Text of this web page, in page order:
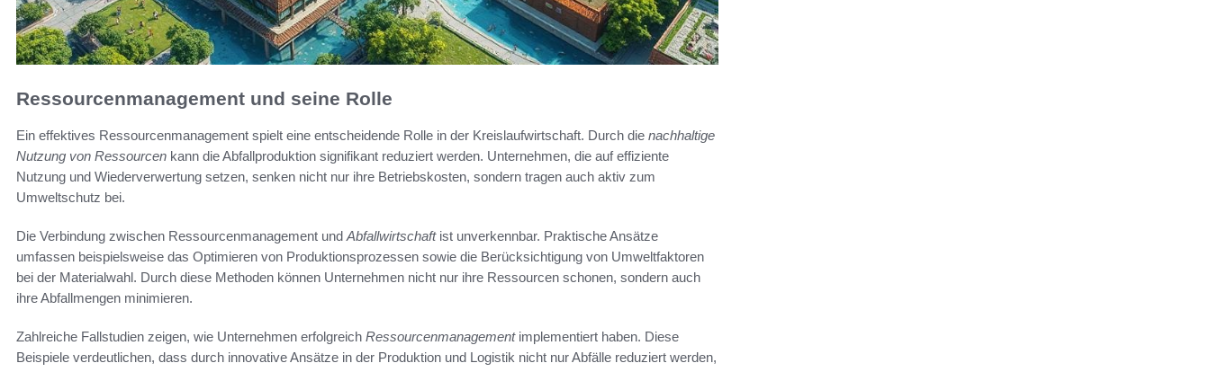
Ressourcenmanagement und seine Rolle
Ein effektives Ressourcenmanagement spielt eine entscheidende Rolle in der Kreislaufwirtschaft. Durch die nachhaltige
Nutzung von Ressourcen kann die Abfallproduktion signifikant reduziert werden. Unternehmen, die auf effiziente
Nutzung und Wiederverwertung setzen, senken nicht nur ihre Betriebskosten, sondern tragen auch aktiv zum
Umweltschutz bei.
Die Verbindung zwischen Ressourcenmanagement und Abfallwirtschaftist unverkennbar. Praktische Ansätze
umfassen beispielsweise das Optimieren von Produktionsprozessen sowie die Berücksichtigung von Umweltfaktoren
bei der Materialwahl. Durch diese Methoden können Unternehmen nicht nur ihre Ressourcen schonen, sondern auch
ihre Abfallmengen minimieren.
Zahlreiche Fallstudien zeigen, wie Unternehmen erfolgreich Ressourcenmanagementimplementiert haben. Diese
Beispiele verdeutlichen, dass durch innovative Ansätze in der Produktion und Logistik nicht nur Abfälle reduziert werden,